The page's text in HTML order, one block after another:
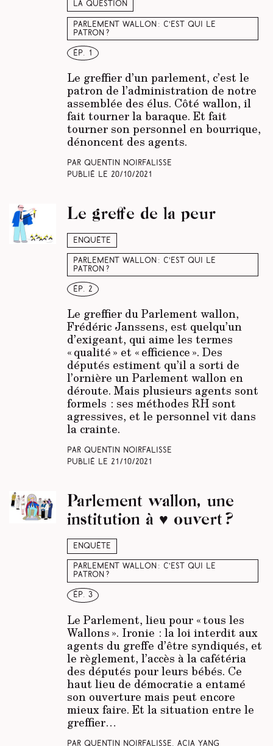
La question
Parlement wallon : c’est qui le
patron ?
ép. 1
Le greffier d’un parlement, c’est le
patron de l’administration de notre
assemblée des élus. Côté wallon, il
fait tourner la baraque. Et fait
tourner son personnel en bourrique,
dénoncent des agents.
Par Quentin Noirfalisse
Publié le 20/10/2021
Enquête
Parlement wallon : c’est qui le
patron ?
ép. 2
Le greffe de la peur
Le greffier du Parlement wallon,
Frédéric Janssens, est quelqu’un
d’exigeant, qui aime les termes
« qualité » et « efficience ». Des
députés estiment qu’il a sorti de
l’ornière un Parlement wallon en
déroute. Mais plusieurs agents sont
formels : ses méthodes RH sont
agressives, et le personnel vit dans
la crainte.
Par Quentin Noirfalisse
Publié le 21/10/2021
Enquête
Parlement wallon : c’est qui le
patron ?
ép. 3
Parlement wallon, une
institution à ♥︎ ouvert ?
Le Parlement, lieu pour « tous les
Wallons ». Ironie : la loi interdit aux
agents du greffe d’être syndiqués, et
le règlement, l’accès à la cafétéria
des députés pour leurs bébés. Ce
haut lieu de démocratie a entamé
son ouverture mais peut encore
mieux faire. Et la situation entre le
greffier…
Par Quentin Noirfalisse, Acia Yang